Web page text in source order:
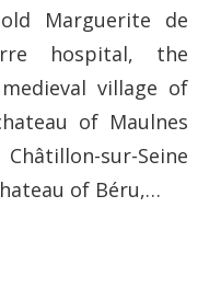
Marguerite de
hospital, the
village of
of Maulnes
sur-Seine
of Béru,…